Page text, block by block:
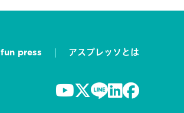
fun press アスプレッソとは